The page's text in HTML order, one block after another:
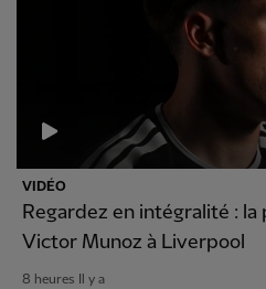
VIDÉO
Regardez en intégralité :
Victor Munoz à Liverpool
8 heures Il y a